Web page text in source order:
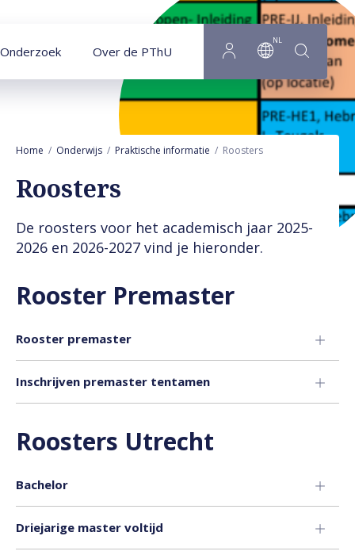
Onderzoek Over de PThU
NL
Home Onderwijs Praktische informatie Roosters
Roosters
De roosters voor het academisch jaar 2025-
2026 en 2026-2027 vind je hieronder.
Rooster Premaster
Rooster premaster
Inschrijven premaster tentamen
Roosters Utrecht
Bachelor
Driejarige master voltijd